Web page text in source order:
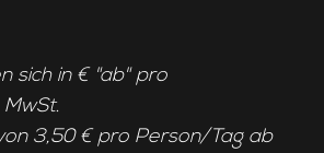
sich in € "ab" pro
3,50 € pro Person/Tag ab